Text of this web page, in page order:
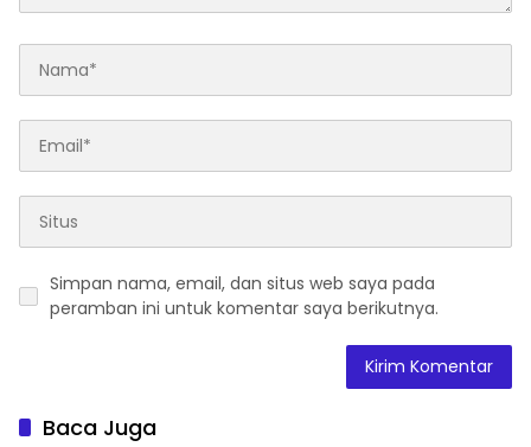
Simpan nama, email, dan situs web saya pada
peramban ini untuk komentar saya berikutnya.
Baca Juga